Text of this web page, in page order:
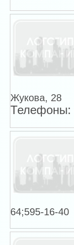
Жукова, 28
Телефоны:
64;595-16-40